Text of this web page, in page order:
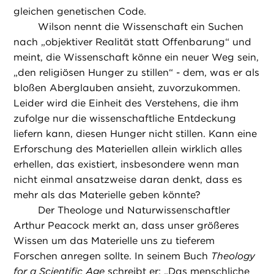
gleichen genetischen Code.
Wilson nennt die Wissenschaft ein Suchen
nach „objektiver Realität statt Offenbarung“ und
meint, die Wissenschaft könne ein neuer Weg sein,
„den religiösen Hunger zu stillen“ - dem, was er als
bloßen Aberglauben ansieht, zuvorzukommen.
Leider wird die Einheit des Verstehens, die ihm
zufolge nur die wissenschaftliche Entdeckung
liefern kann, diesen Hunger nicht stillen. Kann eine
Erforschung des Materiellen allein wirklich alles
erhellen, das existiert, insbesondere wenn man
nicht einmal ansatzweise daran denkt, dass es
mehr als das Materielle geben könnte?
Der Theologe und Naturwissenschaftler
Arthur Peacock merkt an, dass unser größeres
Wissen um das Materielle uns zu tieferem
Forschen anregen sollte. In seinem Buch Theology
for a Scientific Age schreibt er: „Das menschliche